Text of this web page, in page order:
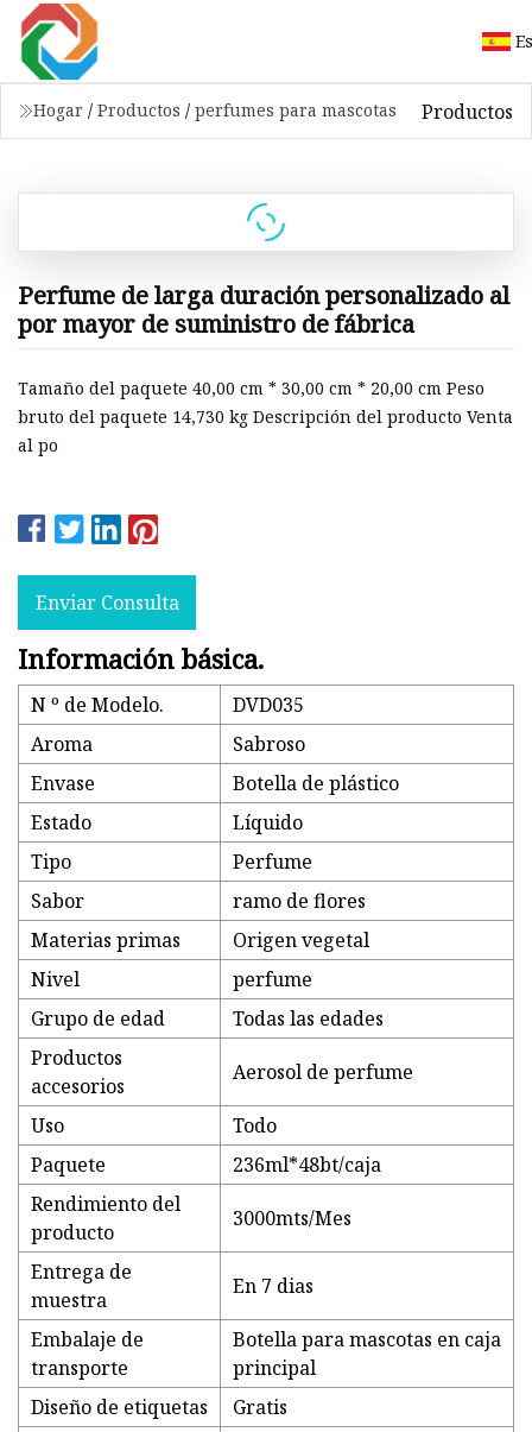
Hogar / Productos / perfumes para mascotas Productos
Perfume de larga duración personalizado al
por mayor de suministro de fábrica
Tamaño del paquete 40,00 cm * 30,00 cm * 20,00 cm Peso
bruto del paquete 14,730 kg Descripción del producto Venta
al po
Enviar Consulta
Información básica.
N º de Modelo.
DVD035
Aroma
Sabroso
Envase
Botella de plástico
Estado
Líquido
Tipo
Perfume
Sabor
ramo de flores
Materias primas
Origen vegetal
Nivel
perfume
Grupo de edad
Todas las edades
Productos
accesorios
Aerosol de perfume
Uso
Todo
Paquete
236ml*48bt/caja
Rendimiento del
producto
3000mts/Mes
Entrega de
muestra
En 7 dias
Embalaje de
transporte
Botella para mascotas en caja
principal
Diseño de etiquetas
Gratis